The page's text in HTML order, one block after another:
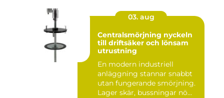
03. aug
Centralsmörjning nyckeln
till driftsäker och lönsam
utrustning
En modern industriell
anläggning stannar snabbt
utan fungerande smörjning.
Lager skär, bussningar nö...